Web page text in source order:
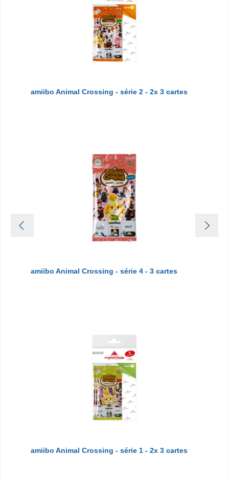
amiibo Animal Crossing - série 2 - 2x 3 cartes
amiibo Animal Crossing - série 4 - 3 cartes
amiibo Animal Crossing - série 1 - 2x 3 cartes